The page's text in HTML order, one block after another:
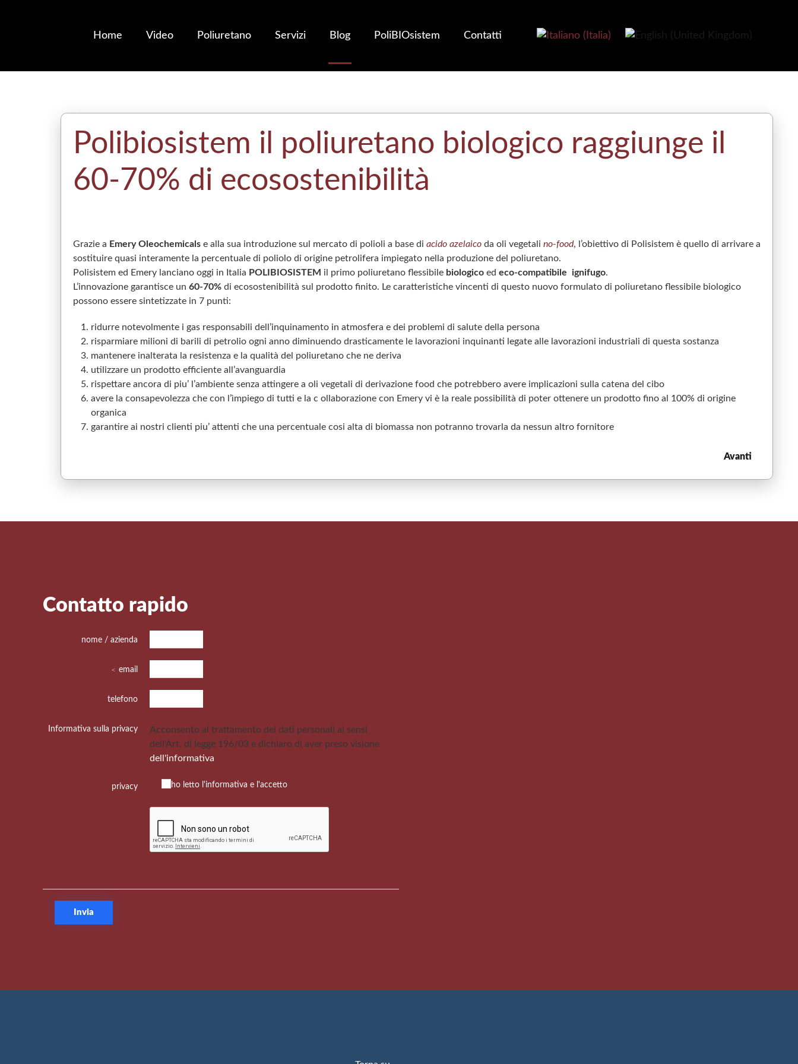
Home Video Poliuretano Servizi Blog PoliBIOsistem Contatti
Polibiosistem il poliuretano biologico raggiunge il
60-70% di ecosostenibilità
Grazie a Emery Oleochemicals e alla sua introduzione sul mercato di polioli a base di acido azelaico da oli vegetali no-food, l’obiettivo di Polisistem è quello di arrivare a
sostituire quasi interamente la percentuale di poliolo di origine petrolifera impiegato nella produzione del poliuretano.
Polisistem ed Emery lanciano oggi in Italia POLIBIOSISTEM il primo poliuretano flessibile biologico ed eco-compatibile ignifugo.
L’innovazione garantisce un 60-70% di ecosostenibilità sul prodotto finito. Le caratteristiche vincenti di questo nuovo formulato di poliuretano flessibile biologico
possono essere sintetizzate in 7 punti:
ridurre notevolmente i gas responsabili dell’inquinamento in atmosfera e dei problemi di salute della persona
risparmiare milioni di barili di petrolio ogni anno diminuendo drasticamente le lavorazioni inquinanti legate alle lavorazioni industriali di questa sostanza
mantenere inalterata la resistenza e la qualità del poliuretano che ne deriva
utilizzare un prodotto efficiente all’avanguardia
rispettare ancora di piu’ l’ambiente senza attingere a oli vegetali di derivazione food che potrebbero avere implicazioni sulla catena del cibo
avere la consapevolezza che con l’ìmpiego di tutti e la c ollaborazione con Emery vi è la reale possibilità di poter ottenere un prodotto fino al 100% di origine
organica
garantire ai nostri clienti piu’ attenti che una percentuale cosi alta di biomassa non potranno trovarla da nessun altro fornitore
Avanti
Contatto rapido
nome / azienda
email
telefono
Informativa sulla privacy
Acconsento al trattamento dei dati personali ai sensi
dell'Art. di legge 196/03 e dichiaro di aver preso visione
dell'informativa
privacy ho letto l'informativa e l'accetto
Invia